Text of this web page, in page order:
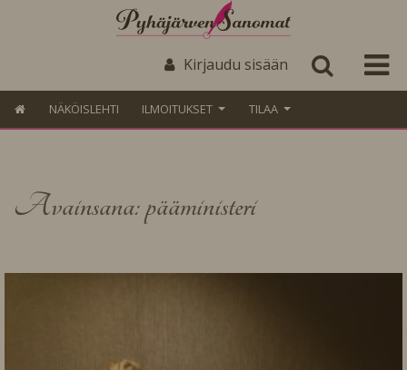
Kirjaudu sisään
NÄKÖISLEHTI ILMOITUKSET TILAA
Avainsana: pääministeri